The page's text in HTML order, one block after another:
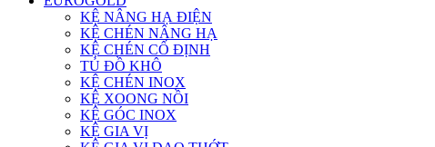
KỆ NÂNG HẠ ĐIỆN
KỆ CHÉN NÂNG HẠ
KỆ CHÉN CỐ ĐỊNH
TỦ ĐỒ KHÔ
KỆ CHÉN INOX
KỆ XOONG NỒI
KỆ GÓC INOX
KỆ GIA VỊ